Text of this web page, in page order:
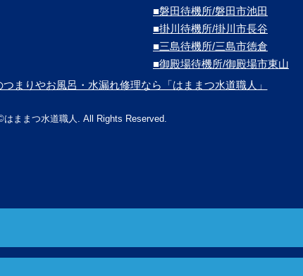
■磐田待機所/磐田市池田
■掛川待機所/掛川市長谷
■三島待機所/三島市徳倉
■御殿場待機所/御殿場市東山
まりやお風呂・水漏れ修理なら「はままつ水道職人」
ままつ水道職人. All Rights Reserved.